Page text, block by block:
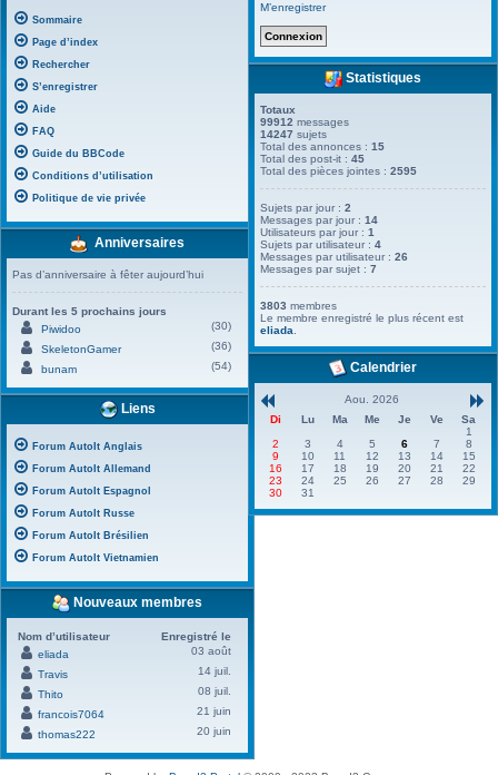
Sommaire
Page d’index
Rechercher
S’enregistrer
Aide
FAQ
Guide du BBCode
Conditions d’utilisation
Politique de vie privée
Anniversaires
Pas d’anniversaire à fêter aujourd’hui
Durant les 5 prochains jours
Piwidoo
(30)
SkeletonGamer
(36)
bunam
(54)
Liens
Forum AutoIt Anglais
Forum AutoIt Allemand
Forum AutoIt Espagnol
Forum AutoIt Russe
Forum AutoIt Brésilien
Forum AutoIt Vietnamien
Nouveaux membres
Nom d’utilisateur
Enregistré le
eliada
03 août
Travis
14 juil.
Thito
08 juil.
francois7064
21 juin
thomas222
20 juin
M’enregistrer
Statistiques
Totaux
99912 messages
14247 sujets
Total des annonces :15
Total des post-it :45
Total des pièces jointes :2595
Sujets par jour :2
Messages par jour :14
Utilisateurs par jour :1
Sujets par utilisateur :4
Messages par utilisateur :26
Messages par sujet :7
3803 membres
Le membre enregistré le plus récent est
eliada
Calendrier
Aou. 2026
Di
Lu Ma Me Je Ve
Sa
1
2
3 4 5 6 7
8
9
10 11 12 13 14
15
16
17 18 19 20 21
22
23
24 25 26 27 28
29
30
31